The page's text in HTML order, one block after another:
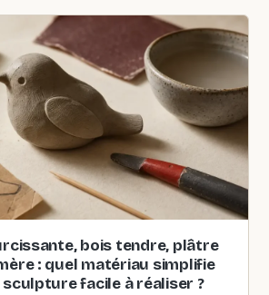
bois tendre, plâtre
: quel matériau simplifie
facile à réaliser ?